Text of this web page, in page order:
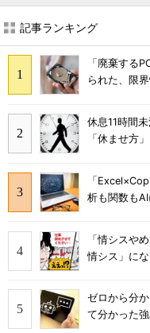
記事ランキング
「廃棄する
られた、限
休息11時間
「休ませ方」
「
析も関数も
「情シスや
情シス」に
ゼロから分
て分かった